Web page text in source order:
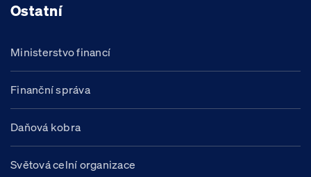
Ostatní
Ministerstvo financí
Finanční správa
Daňová kobra
Světová celní organizace